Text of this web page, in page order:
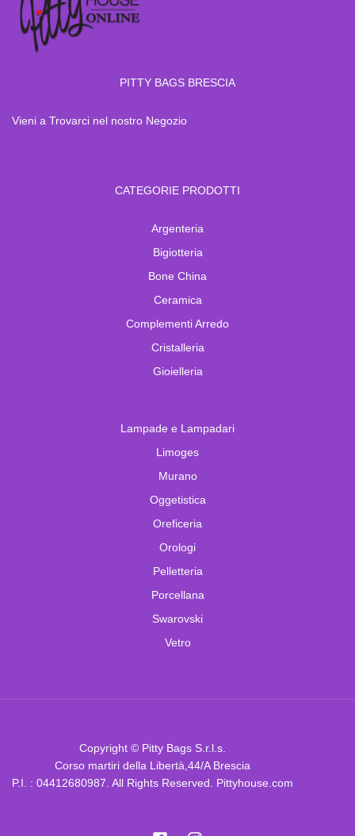
PITTY BAGS BRESCIA
Vieni a Trovarci nel nostro Negozio
CATEGORIE PRODOTTI
Argenteria
Bigiotteria
Bone China
Ceramica
Complementi Arredo
Cristalleria
Gioielleria
Lampade e Lampadari
Limoges
Murano
Oggetistica
Oreficeria
Orologi
Pelletteria
Porcellana
Swarovski
Vetro
Copyright © Pitty Bags S.r.l.s.
Corso martiri della Libertà,44/A Brescia
P.I. : 04412680987. All Rights Reserved. Pittyhouse.com